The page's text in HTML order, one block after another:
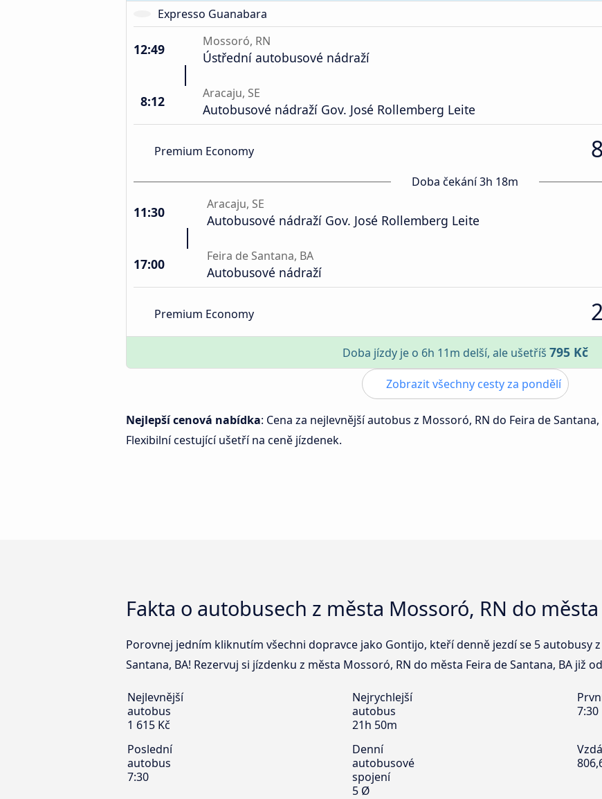
Expresso Guanabara
12:49 Mossoró, RN
Ústřední autobusové nádraží
8:12 Aracaju, SE
Autobusové nádraží Gov. José Rollemberg Leite
Premium Economy
Doba čekání 3h 18m
11:30 Aracaju, SE
Autobusové nádraží Gov. José Rollemberg Leite
17:00 Feira de Santana, BA
Autobusové nádraží
Premium Economy
Doba jízdy je o 6h 11m delší, ale ušetříš 795 Kč
Zobrazit všechny cesty za pondělí
Nejlepší cenová nabídka: Cena za nejlevnější autobus z Mossoró, RN do Feira de Santana,
Flexibilní cestující ušetří na ceně jízdenek.
Fakta o autobusech z města Mossoró, RN do
Porovnej jedním kliknutím všechni dopravce jako Gontijo, kteří denně jezdí se 5 autobusy
Santana, BA! Rezervuj si jízdenku z města Mossoró, RN do města Feira de Santana, BA již
Nejlevnější
autobus
1 615 Kč
Nejrychlejší
autobus
21h 50m
7:30
Poslední
autobus
7:30
Denní
autobusové
spojení
5 Ø